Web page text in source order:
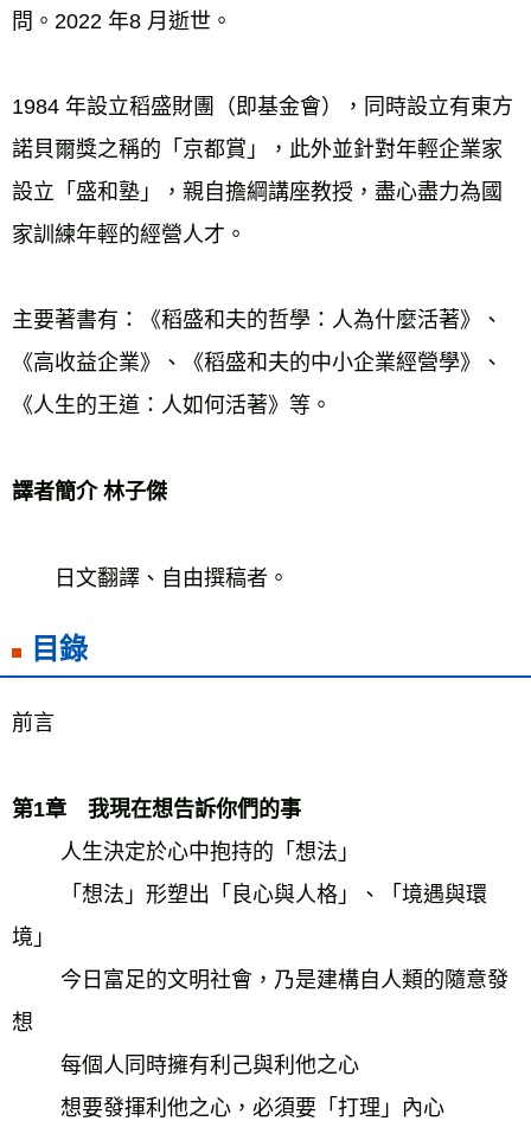
1984 年設立稻盛財團（即基金會），同時設立有東方
諾貝爾獎之稱的「京都賞」，此外並針對年輕企業家
設立「盛和塾」，親自擔綱講座教授，盡心盡力為國
主要著書有：《稻盛和夫的哲學：人為什麼活著》、
《高收益企業》、《稻盛和夫的中小企業經營學》、
《人生的王道：人如何活著》等。
譯者簡介 林子傑
日文翻譯、自由撰稿者。
目錄
前言
第1章　我現在想告訴你們的事
人生決定於心中抱持的「想法」
「想法」形塑出「良心與人格」、「境遇與環
境」
今日富足的文明社會，乃是建構自人類的隨意發
想
每個人同時擁有利己與利他之心
想要發揮利他之心，必須要「打理」內心